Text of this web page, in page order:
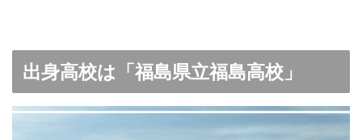
出身高校は「福島県立福島高校」